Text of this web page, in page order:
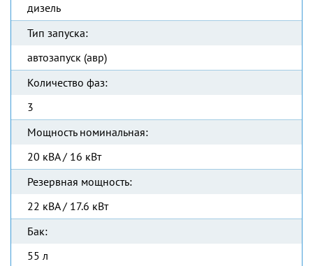
дизель
Тип запуска:
автозапуск (авр)
Количество фаз:
3
Мощность номинальная:
20 кВА / 16 кВт
Резервная мощность:
22 кВА / 17.6 кВт
Бак:
55 л